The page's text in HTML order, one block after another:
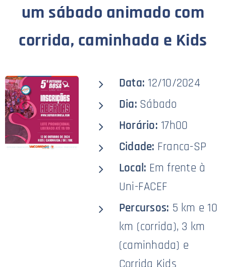
um sábado animado com
corrida, caminhada e Kids
Data: 12/10/2024
Dia: Sábado
Horário: 17h00
Cidade: Franca-SP
Local: Em frente à
Uni-FACEF
Percursos: 5 km e 10
km (corrida), 3 km
(caminhada) e